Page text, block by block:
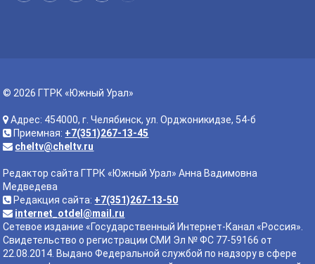
© 2026 ГТРК «Южный Урал»
Адрес: 454000, г. Челябинск, ул. Орджоникидзе, 54-б
Приемная: +7(351)267-13-45
cheltv@cheltv.ru
Редактор сайта ГТРК «Южный Урал» Анна Вадимовна
Медведева
Редакция сайта: +7(351)267-13-50
internet_otdel@mail.ru
Сетевое издание «Государственный Интернет-Канал «Россия».
Свидетельство о регистрации СМИ Эл № ФС 77-59166 от
22.08.2014. Выдано Федеральной службой по надзору в сфере